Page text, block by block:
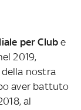
per Clube
2019,
della nostra
aver battuto
al